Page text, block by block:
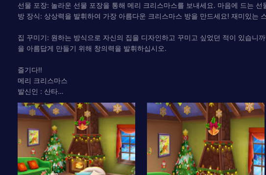
선물 포장: 놀라운 선물 포장을 통해 메리 크리스마스를 보내세요. 마음에 드는
방 장식: 상상력을 발휘하여 가장 아름다운 크리스마스 방을 만드세요! 재미있
집 꾸미기: 원하는 방식으로 자신의 집을 디자인하고 꾸미고 싶었던 적이 있습니
을 아름답게 만들기 위해 창의력을 발휘하십시오.
즐기다!!
메리 크리스마스
발신인 : 산타…